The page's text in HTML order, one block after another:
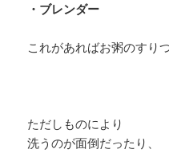
・ブレンダー
これがあればお粥のすり
ただしものにより
洗うのが面倒だったり、